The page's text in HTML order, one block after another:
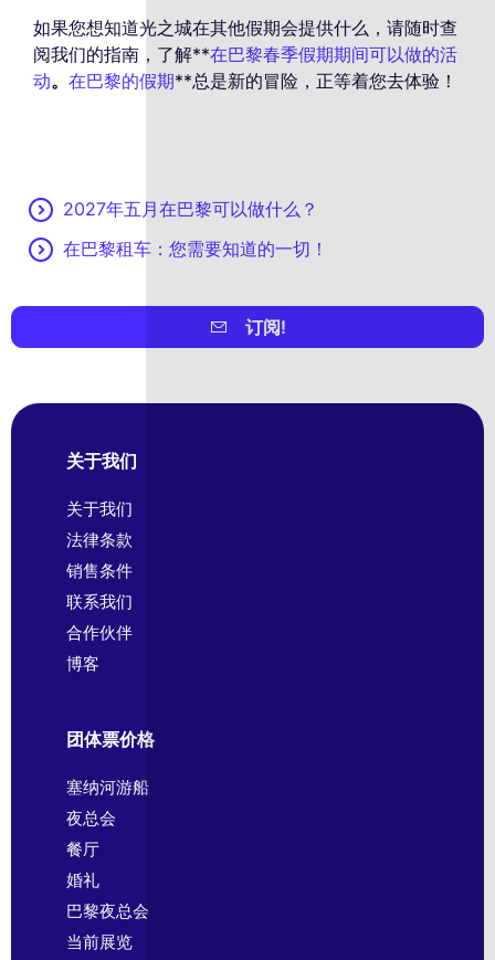
如果您想知道光之城在其他假期会提供什么，请随时查
阅我们的指南，了解**在巴黎春季假期期间可以做的活
动。 在巴黎的假期**总是新的冒险，正等着您去体验！
2027年五月在巴黎可以做什么？
在巴黎租车：您需要知道的一切！
订阅!
关于我们
关于我们
法律条款
销售条件
联系我们
合作伙伴
博客
团体票价格
塞纳河游船
夜总会
餐厅
婚礼
巴黎夜总会
当前展览